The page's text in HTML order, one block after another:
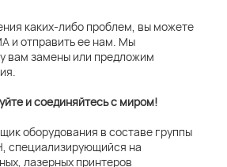
каких-либо проблем, вы можете
и отправить ее нам. Мы
вам замены или предложим
и соединяйтесь с миром!
оборудования в составе группы
специализирующийся на
лазерных принтеров